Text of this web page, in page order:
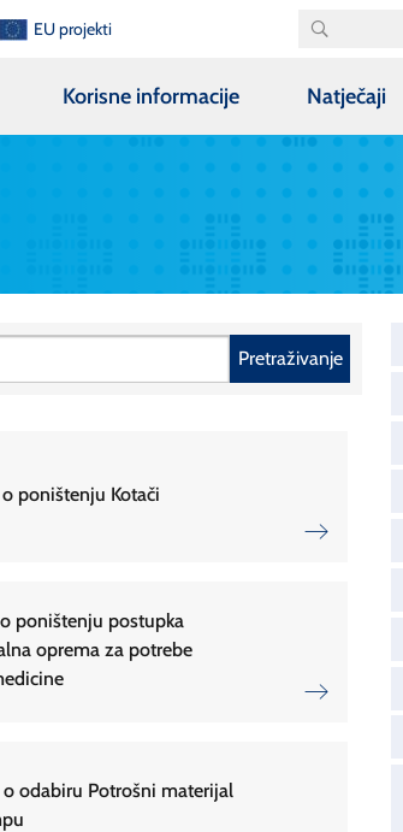
EU projekti
Korisne informacije Natječaji
Pretraživanje
poništenju Kotači
poništenju postupka
oprema za potrebe
odabiru Potrošni materijal